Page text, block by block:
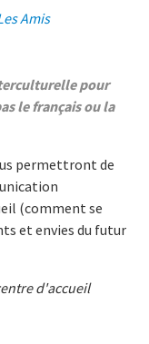
Amis
pour
le français ou la
permettront de
(comment se
et envies du futur
d'accueil